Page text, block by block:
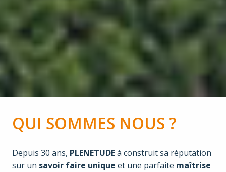
QUI SOMMES NOUS ?
Depuis 30 ans, PLENETUDE à construit sa réputation
sur un savoir faire unique et une parfaite maîtrise